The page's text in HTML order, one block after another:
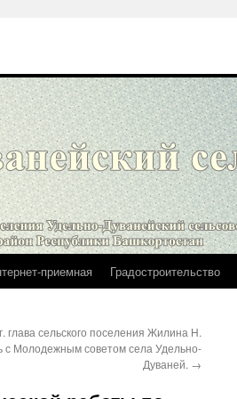
приемная Градостроительство
глава сельского поселения Жилина Н.
с Молодежным советом села Удельно-
Дуваней. →